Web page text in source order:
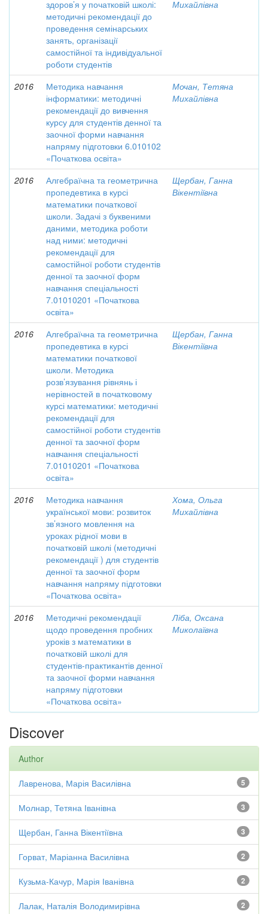
здоров’я у початковій школі:
методичні рекомендації до
проведення семінарських
занять, організації
самостійної та індивідуальної
роботи студентів
Михайлівна
2016
Методика навчання
інформатики: методичні
рекомендації до вивчення
курсу для студентів денної та
заочної форми навчання
напряму підготовки 6.010102
«Початкова освіта»
Мочан, Тетяна
Михайлівна
2016
Алгебраїчна та геометрична
пропедевтика в курсі
математики початкової
школи. Задачі з буквеними
даними, методика роботи
над ними: методичні
рекомендації для
самостійної роботи студентів
денної та заочної форм
навчання спеціальності
7.01010201 «Початкова
освіта»
Щербан, Ганна
Вікентіївна
2016
Алгебраїчна та геометрична
пропедевтика в курсі
математики початкової
школи. Методика
розв’язування рівнянь і
нерівностей в початковому
курсі математики: методичні
рекомендації для
самостійної роботи студентів
денної та заочної форм
навчання спеціальності
7.01010201 «Початкова
освіта»
Щербан, Ганна
Вікентіївна
2016
Методика навчання
української мови: розвиток
зв’язного мовлення на
уроках рідної мови в
початковій школі (методичні
рекомендації ) для студентів
денної та заочної форм
навчання напряму підготовки
«Початкова освіта»
Хома, Ольга
Михайлівна
2016
Методичні рекомендації
щодо проведення пробних
уроків з математики в
початковій школі для
студентів-практикантів денної
та заочної форми навчання
напряму підготовки
«Початкова освіта»
Ліба, Оксана
Миколаївна
Discover
Author
5
Лавренова, Марія Василівна
3
Молнар, Тетяна Іванівна
3
Щербан, Ганна Вікентіївна
2
Горват, Маріанна Василівна
2
Кузьма-Качур, Марія Іванівна
2
Лалак, Наталія Володимирівна